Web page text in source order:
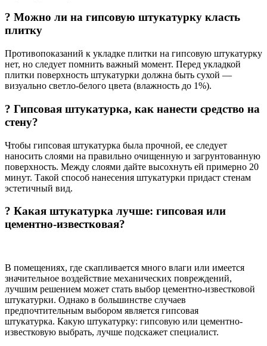
? Можно ли на гипсовую штукатурку класть
плитку
Противопоказаний к укладке плитки на гипсовую штукатурку
нет, но следует помнить важный момент. Перед укладкой
плитки поверхность штукатурки должна быть сухой —
визуально светло-белого цвета (влажность до 1%).
? Гипсовая штукатурка, как нанести средство на
стену?
Чтобы гипсовая штукатурка была прочной, ее следует
наносить слоями на правильно очищенную и загрунтованную
поверхность. Между слоями дайте высохнуть ей примерно 20
минут. Такой способ нанесения штукатурки придаст стенам
эстетичный вид.
? Какая штукатурка лучше: гипсовая или
цементно-известковая?
В помещениях, где скапливается много влаги или имеется
значительное воздействие механических повреждений,
лучшим решением может стать выбор цементно-известковой
штукатурки. Однако в большинстве случаев
предпочтительным выбором является гипсовая
штукатурка. Какую штукатурку: гипсовую или цементно-
известковую выбрать, лучше подскажет специалист.